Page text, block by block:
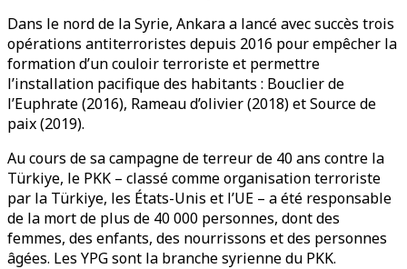
Dans le nord de la Syrie, Ankara a lancé avec succès trois
opérations antiterroristes depuis 2016 pour empêcher la
formation d’un couloir terroriste et permettre
l’installation pacifique des habitants : Bouclier de
l’Euphrate (2016), Rameau d’olivier (2018) et Source de
paix (2019).
Au cours de sa campagne de terreur de 40 ans contre la
Türkiye, le PKK – classé comme organisation terroriste
par la Türkiye, les États-Unis et l’UE – a été responsable
de la mort de plus de 40 000 personnes, dont des
femmes, des enfants, des nourrissons et des personnes
âgées. Les YPG sont la branche syrienne du PKK.